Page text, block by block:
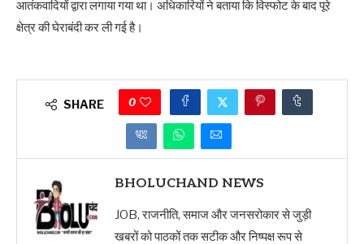
आतंकवादियों द्वारा लगाया गया था। अधिकारियों ने बताया कि विस्फोट के बाद पूरे
क्षेत्र की घेराबंदी कर ली गई है।
SHARE 0
BHOLUCHAND NEWS
JOB, राजनीति, समाज और जनसरोकार से जुड़ी
खबरों को पाठकों तक सटीक और निष्पक्ष रूप से